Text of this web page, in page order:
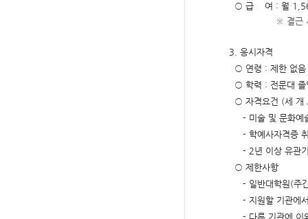
○ 급 여 : 월
※ 결근
3. 응시자격
○ 연령 : 제한 없음
○ 학력 : 전문대 졸
○ 자격요건 (세 개
- 미술 및 문화예
- 학예사자격증
- 2년 이상 유관
○ 제한사항
- 일반대학원 (주
- 지원할 기관에
- 다른 기관에 이